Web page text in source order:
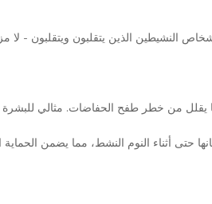
مثالي للأشخاص النشيطين الذين يتقلبون ويتقلبون
يقلل من خطر طفح الحفاضات. مثالي
أثناء النوم النشط، مما يضمن الحماية